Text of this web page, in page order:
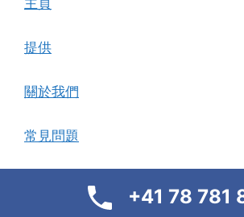
主頁
提供
關於我們
常見問題
+41 78 781